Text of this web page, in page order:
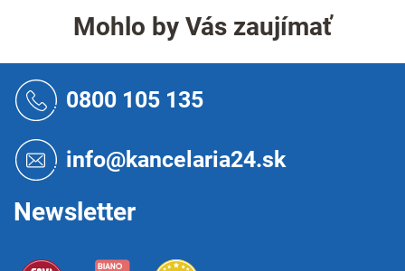
á
d
i
e
v
k
Mohlo by Vás zaujímať
0800 105 135
info@kancelaria24.sk
Newsletter